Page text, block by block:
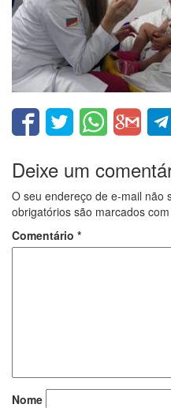
Deixe um
O seu endereço de e-mail não
obrigatórios são marcados com
Comentário *
Nome